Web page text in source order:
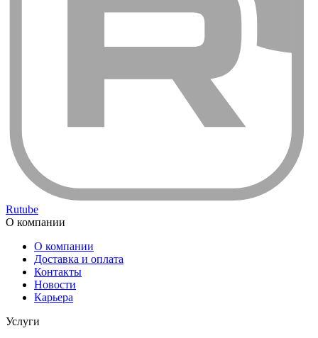
Rutube
О компании
О компании
Доставка и оплата
Контакты
Новости
Карьера
Услуги